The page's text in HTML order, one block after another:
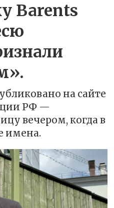
Barents
на сайте
РФ —
вечером, когда в
имена.